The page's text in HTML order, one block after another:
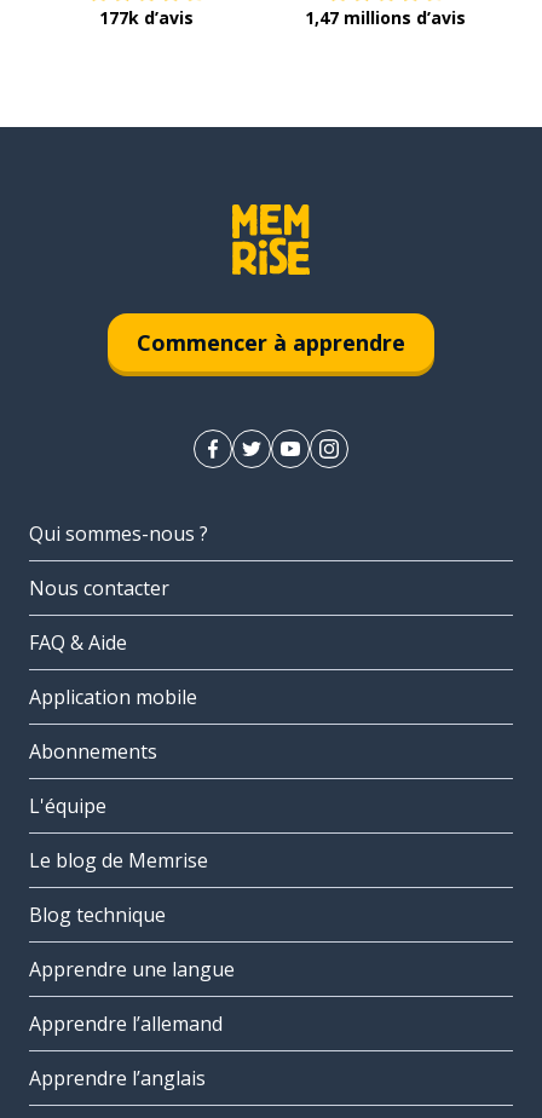
177k d’avis 1,47 millions d’avis
Commencer à apprendre
Qui sommes-nous ?
Nous contacter
FAQ & Aide
Application mobile
Abonnements
L'équipe
Le blog de Memrise
Blog technique
Apprendre une langue
Apprendre l’allemand
Apprendre l’anglais